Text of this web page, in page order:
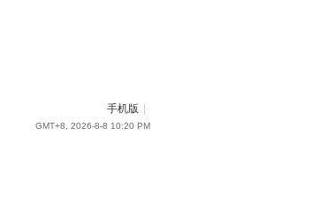
手机版
GMT+8, 2026-8-8 10:20 PM